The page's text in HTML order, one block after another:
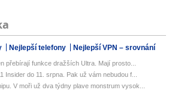
Nejlepší telefony Nejlepší VPN – srovnání
přebírají funkce dražších Ultra. Mají prosto...
Insider do 11. srpna. Pak už vám nebudou f...
V moři už dva týdny plave monstrum vysok...